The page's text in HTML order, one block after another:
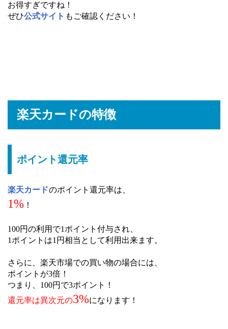
お得すぎですね！
ぜひ公式サイト もご確認ください！
楽天カードの特徴
ポイント還元率
楽天カードのポイント還元率は、
1% ！
100円の利用で1ポイント付与され、
1ポイントは1円相当として利用出来ます。
さらに、楽天市場での買い物の場合には、
ポイントが3倍！
つまり、100円で3ポイント！
還元率は異次元の3%になります！